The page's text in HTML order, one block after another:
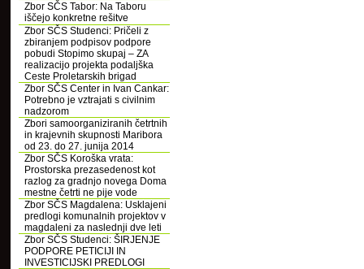
Zbor SČS Tabor: Na Taboru
iščejo konkretne rešitve
Zbor SČS Studenci: Pričeli z
zbiranjem podpisov podpore
pobudi Stopimo skupaj – ZA
realizacijo projekta podaljška
Ceste Proletarskih brigad
Zbor SČS Center in Ivan Cankar:
Potrebno je vztrajati s civilnim
nadzorom
Zbori samoorganiziranih četrtnih
in krajevnih skupnosti Maribora
od 23. do 27. junija 2014
Zbor SČS Koroška vrata:
Prostorska prezasedenost kot
razlog za gradnjo novega Doma
mestne četrti ne pije vode
Zbor SČS Magdalena: Usklajeni
predlogi komunalnih projektov v
magdaleni za naslednji dve leti
Zbor SČS Studenci: ŠIRJENJE
PODPORE PETICIJI IN
INVESTICIJSKI PREDLOGI